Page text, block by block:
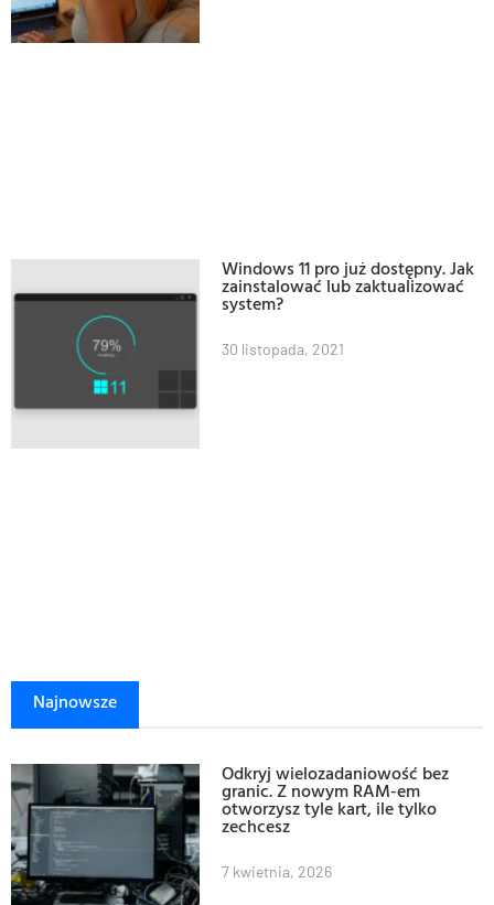
Windows 11 pro już dostępny. Jak
zainstalować lub zaktualizować
system?
30 listopada, 2021
Najnowsze
Odkryj wielozadaniowość bez
granic. Z nowym RAM-em
otworzysz tyle kart, ile tylko
zechcesz
7 kwietnia, 2026